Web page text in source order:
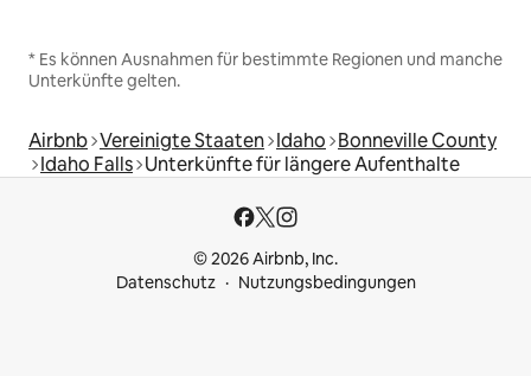
* Es können Ausnahmen für bestimmte Regionen und manche
Unterkünfte gelten.
Airbnb Vereinigte Staaten Idaho Bonneville County
Idaho Falls Unterkünfte für längere Aufenthalte
© 2026 Airbnb, Inc.
Datenschutz
Nutzungsbedingungen